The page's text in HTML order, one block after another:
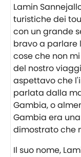
Lamin
turistiche dei
con un grande
bravo a parlare
cose che non
del nostro
aspettavo che
parlata dalla
Gambia, o
Gambia era
dimostrato che
Il suo nome,